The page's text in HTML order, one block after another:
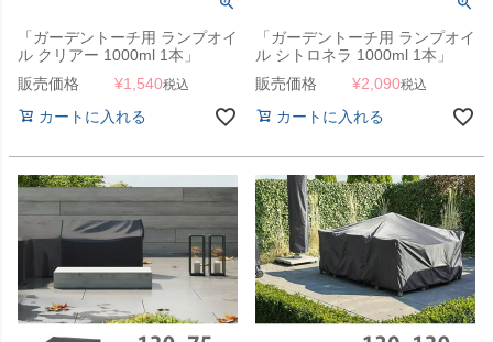
「ガーデントーチ用 ランプオイ
ル クリアー 1000ml 1本」
販売価格
¥1,540税込
カートに入れる
「ガーデントーチ用 ランプオイ
ル シトロネラ 1000ml 1本」
販売価格
¥2,090税込
カートに入れる